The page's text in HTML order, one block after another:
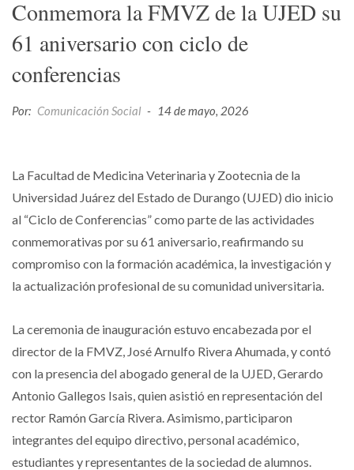
Conmemora la FMVZ de la UJED su
61 aniversario con ciclo de
conferencias
Por: Comunicación Social - 14 de mayo, 2026
La Facultad de Medicina Veterinaria y Zootecnia de la
Universidad Juárez del Estado de Durango (UJED) dio inicio
al “Ciclo de Conferencias” como parte de las actividades
conmemorativas por su 61 aniversario, reafirmando su
compromiso con la formación académica, la investigación y
la actualización profesional de su comunidad universitaria.
La ceremonia de inauguración estuvo encabezada por el
director de la FMVZ, José Arnulfo Rivera Ahumada, y contó
con la presencia del abogado general de la UJED, Gerardo
Antonio Gallegos Isais, quien asistió en representación del
rector Ramón García Rivera. Asimismo, participaron
integrantes del equipo directivo, personal académico,
estudiantes y representantes de la sociedad de alumnos.